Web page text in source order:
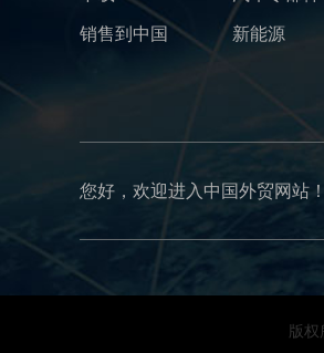
销售到中国 新能源
您好，欢迎进入中国外贸网站！
版权